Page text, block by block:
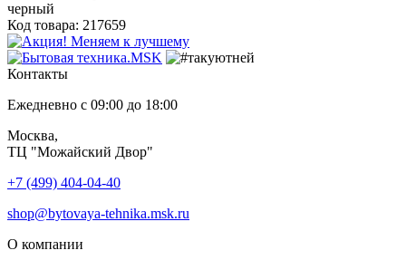
черный
Код товара: 217659
Контакты
Ежедневно с 09:00 до 18:00
Москва,
ТЦ "Можайский Двор"
+7 (499) 404-04-40
shop@bytovaya-tehnika.msk.ru
О компании